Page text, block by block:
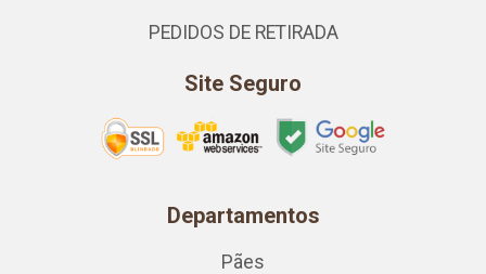
PEDIDOS DE RETIRADA
Site Seguro
Departamentos
Pães